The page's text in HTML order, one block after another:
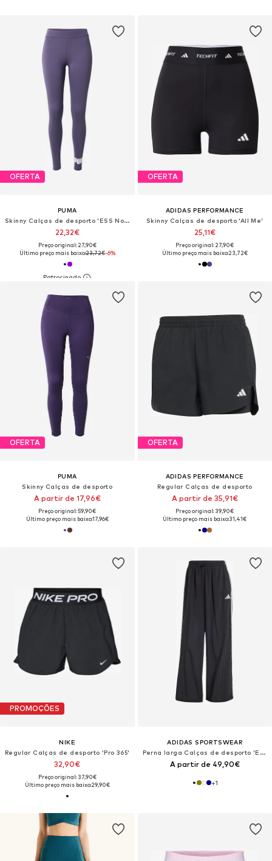
OFERTA
PUMA
Skinny Calças de desporto 'ESS No. 1'
22,32€
Preço original: 27,90€
Último preço mais baixo:23,72€-6%
OFERTA
ADIDAS PERFORMANCE
Skinny Calças de desporto 'All Me'
25,11€
Preço original: 27,90€
Último preço mais baixo:23,72€
OFERTA
PUMA
Skinny Calças de desporto
A partir de 17,96€
Preço original: 59,90€
Último preço mais baixo:17,96€
OFERTA
ADIDAS PERFORMANCE
Regular Calças de desporto
A partir de 35,91€
Preço original: 39,90€
Último preço mais baixo:31,41€
PROMOÇÕES
NIKE
Regular Calças de desporto 'Pro 365'
32,90€
Preço original: 37,90€
Último preço mais baixo:29,90€
ADIDAS SPORTSWEAR
Perna larga Calças de desporto 'Essentials'
A partir de 49,90€
+1